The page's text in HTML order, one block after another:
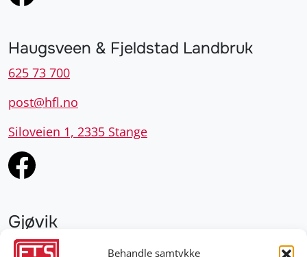
Behandle samtykke
Haugsveen & Fjeldstad Landbruk
625 73 700
post@hfl.no
Siloveien 1, 2335 Stange
Gjøvik
952 28 000